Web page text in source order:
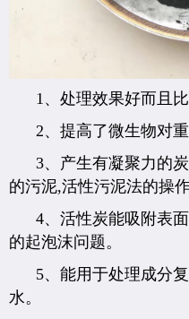
1、处理效果好而且比
2、提高了微生物对重
3、产生有凝聚力的炭
的污泥,活性污泥法的操作
4、活性炭能吸附表面
的起泡沫问题。
5、能用于处理成分复
水。